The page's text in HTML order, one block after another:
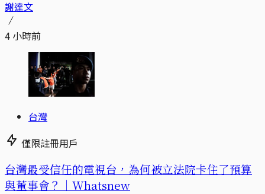
謝達文
4 小時前
台灣
僅限註冊用戶
台灣最受信任的電視台，為何被立法院卡住了預算
與董事會？｜Whatsnew